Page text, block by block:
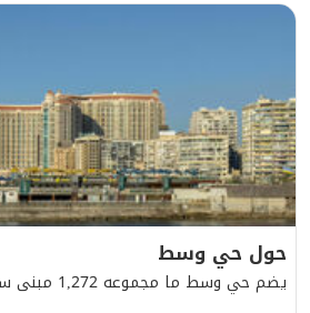
حول حي وسط
يضم حي وسط ما مجموعه 1,272 مبنى سكنيًا.